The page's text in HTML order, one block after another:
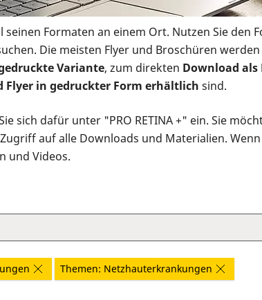
seinen Formaten an einem Ort. Nutzen Sie den
Die meisten Flyer und Broschüren werden
Variante, zum direkten Download als
in gedruckter Form erhältlich sind.
sich dafür unter "PRO RETINA +" ein. Sie
auf alle Downloads und Materialien. Wenn
und Videos.
Themen: Netzhauterkrankungen